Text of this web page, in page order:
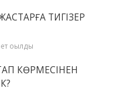
ТИГІЗЕР
оқылды
КӨРМЕСІНЕН